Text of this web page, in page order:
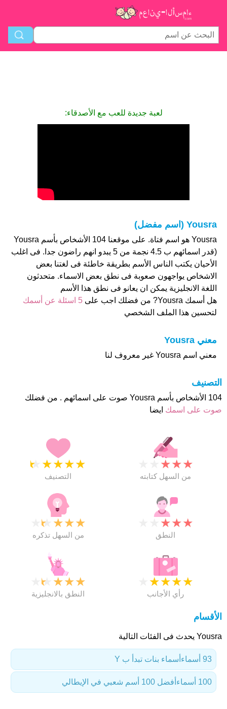
لعبة جديدة للعب مع الأصدقاء:
Yousra (اسم مفضل)
Yousra هو اسم فتاة. على موقعنا 104 الأشخاص بأسم Yousra
(قدر اسمائهم ب 4.5 نجمة من 5 يبدو انهم راضون جدا. فى اغلب
الأحيان يكتب الناس الأسم بطريقة خاطئة فى لغتنا بعض
الاشخاص يواجهون صعوبة فى نطق بعض الاسماء. متحدثون
اللغة الانجليزية يمكن ان يعانو فى نطق هذا الأسم
هل أسمك Yousra? من فضلك اجب على
5 اسئلة عن أسمك
لتحسين هذا الملف الشخصي
معني Yousra
معني اسم Yousra غير معروف لنا
التصنيف
104 الأشخاص بأسم Yousra صوت على اسمائهم . من فضلك
صوت على اسمك ايضا
★
★
★
★
★
التصنيف
★
★
★
من السهل كتابته
★
★
★
★
من السهل تذكره
★
★
★
النطق
★
★
★
★
النطق بالانجليزية
★
★
★
★
رأي الأجانب
الأقسام
Yousra يحدث فى الفئات التالية
أسماء بنات تبدأ ب Y 93 أسماء
أفضل 100 أسم شعبي في الإيطالي 100 أسماء